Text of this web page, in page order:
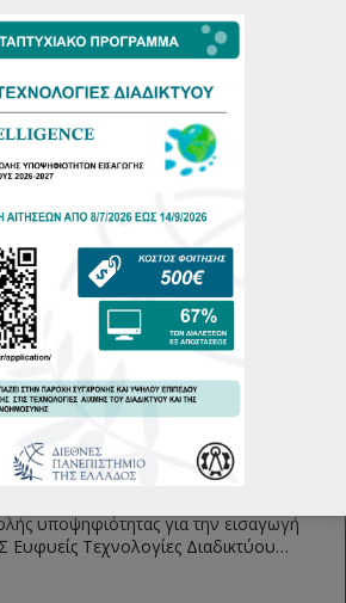
ΑΝΑΚΟΙΝΩΣΕΙΣ
υποψηφιότητας για την εισαγωγή
Τεχνολογίες Διαδικτύου